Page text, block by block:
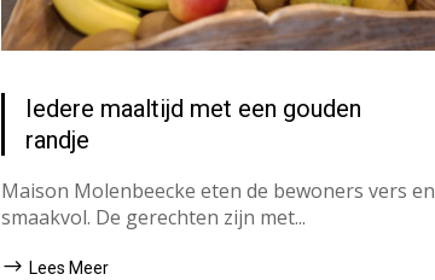
Iedere maaltijd met een gouden
randje
Maison Molenbeecke eten de bewoners vers en
smaakvol. De gerechten zijn met...
Lees Meer